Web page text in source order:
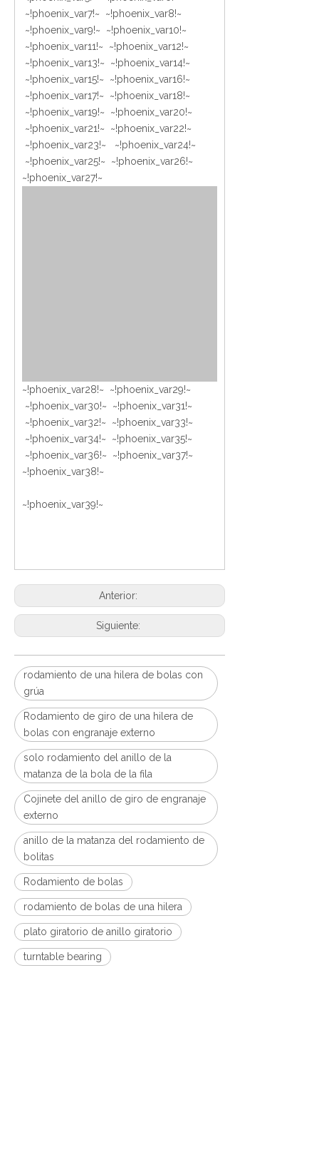
~!phoenix_var7!~ ~!phoenix_var8!~
~!phoenix_var9!~ ~!phoenix_var10!~
~!phoenix_var11!~ ~!phoenix_var12!~
~!phoenix_var13!~ ~!phoenix_var14!~
~!phoenix_var15!~ ~!phoenix_var16!~
~!phoenix_var17!~ ~!phoenix_var18!~
~!phoenix_var19!~ ~!phoenix_var20!~
~!phoenix_var21!~ ~!phoenix_var22!~
~!phoenix_var23!~ ~!phoenix_var24!~
~!phoenix_var25!~ ~!phoenix_var26!~
~!phoenix_var27!~
~!phoenix_var28!~ ~!phoenix_var29!~
~!phoenix_var30!~ ~!phoenix_var31!~
~!phoenix_var32!~ ~!phoenix_var33!~
~!phoenix_var34!~ ~!phoenix_var35!~
~!phoenix_var36!~ ~!phoenix_var37!~
~!phoenix_var38!~
~!phoenix_var39!~
Anterior:
Siguiente:
rodamiento de una hilera de bolas con
grúa
Rodamiento de giro de una hilera de
bolas con engranaje externo
solo rodamiento del anillo de la
matanza de la bola de la fila
Cojinete del anillo de giro de engranaje
externo
anillo de la matanza del rodamiento de
bolitas
Rodamiento de bolas
rodamiento de bolas de una hilera
plato giratorio de anillo giratorio
turntable bearing